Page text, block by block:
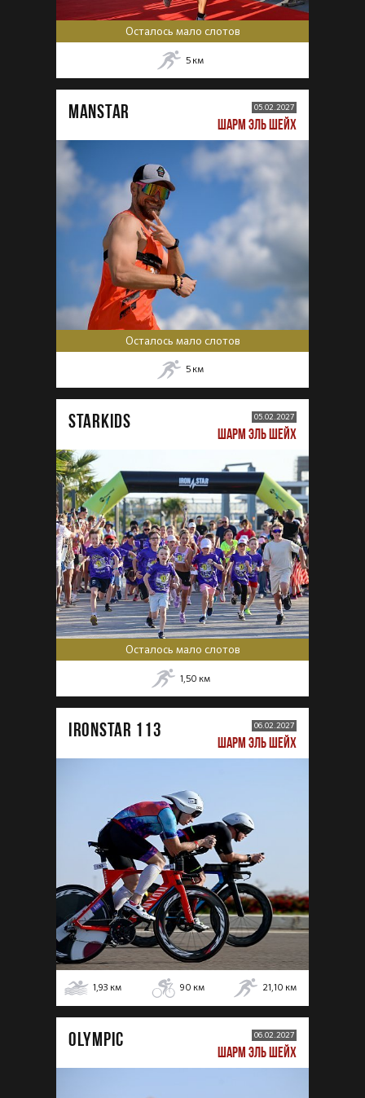
Осталось мало слотов
5 км
MANSTAR 05.02.2027
ШАРМ ЭЛЬ ШЕЙХ
Осталось мало слотов
5 км
STARKIDS 05.02.2027
ШАРМ ЭЛЬ ШЕЙХ
Осталось мало слотов
1,50 км
IRONSTAR 113 06.02.2027
ШАРМ ЭЛЬ ШЕЙХ
1,93 км 90 км 21,10 км
OLYMPIC 06.02.2027
ШАРМ ЭЛЬ ШЕЙХ